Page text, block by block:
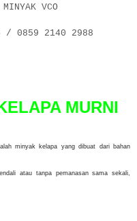
MINYAK VCO
/ 0859 2140 2988
MURNI
minyak kelapa yang dibuat dari bahan
atau tanpa pemanasan sama sekali,